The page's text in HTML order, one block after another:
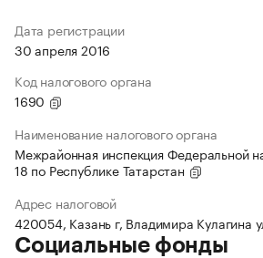
Дата регистрации
30 апреля 2016
Код налогового органа
1690
Наименование налогового органа
Межрайонная инспекция Федеральной
18 по Республике Татарстан
Адрес налоговой
420054, Казань г, Владимира Кулагина
Социальные фонды